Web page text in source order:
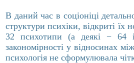
В даний час в соціоніці
структури психіки, відкриті їх
32 психотипи (а деякі − 64
закономірності у відносинах
психологія не сформулювала